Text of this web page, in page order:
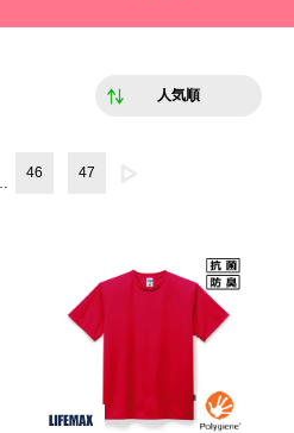
人気順
46 47